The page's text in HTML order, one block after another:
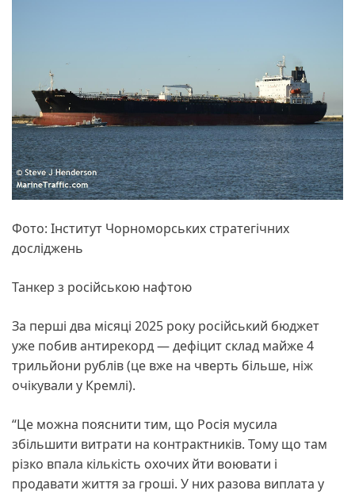
Фото: Інститут Чорноморських стратегічних
досліджень
Танкер з російською нафтою
За перші два місяці 2025 року російський бюджет
уже побив антирекорд — дефіцит склад майже 4
трильйони рублів (це вже на чверть більше, ніж
очікували у Кремлі).
“Це можна пояснити тим, що Росія мусила
збільшити витрати на контрактників. Тому що там
різко впала кількість охочих йти воювати і
продавати життя за гроші. У них разова виплата у